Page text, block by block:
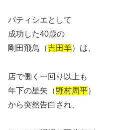
パティシエとして
成功した40歳の
剛田飛鳥（吉田羊）は、
店で働く一回り以上も
年下の星矢（野村周平）
から突然告白され、